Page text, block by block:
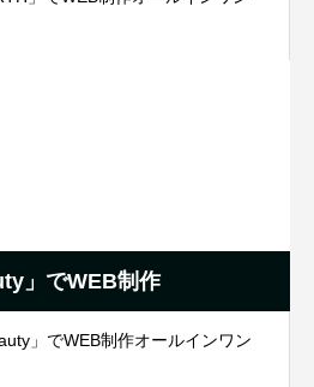
」でWEB制作
」でWEB制作オールインワン